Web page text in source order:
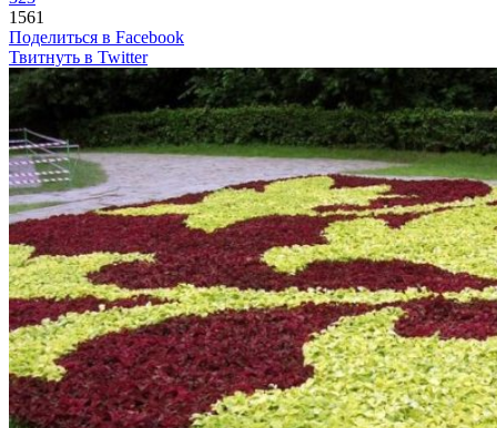
1561
Поделиться в Facebook
Твитнуть в Twitter